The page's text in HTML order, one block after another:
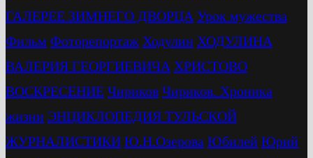
ГАЛЕРЕЕ ЗИМНЕГО ДВОРЦА Урок мужества
Фильм Фоторепортаж Ходулин ХОДУЛИНА
ВАЛЕРИЯ ГЕОРГИЕВИЧА ХРИСТОВО
ВОСКРЕСЕНИЕ Чириков Чириков. Хроника
жизни ЭНЦИКЛОПЕДИЯ ТУЛЬСКОЙ
ЖУРНАЛИСТИКИ Ю.Н.Озерова Юбилей Юрий